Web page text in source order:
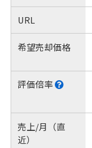
URL
希望売却価格
評価倍率
売上/月（直
近）